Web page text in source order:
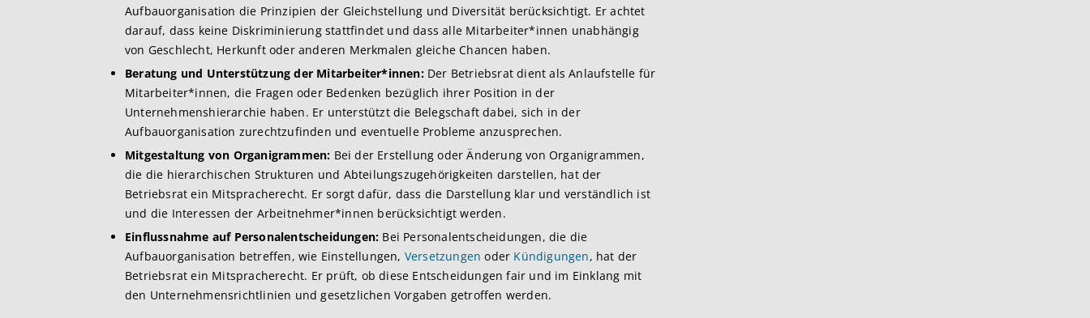
Aufbauorganisation die Prinzipien der Gleichstellung und Diversität berücksichtigt. Er achtet
darauf, dass keine Diskriminierung stattfindet und dass alle Mitarbeiter*innen unabhängig
von Geschlecht, Herkunft oder anderen Merkmalen gleiche Chancen haben.
Beratung und Unterstützung der Mitarbeiter*innen:Der Betriebsrat dient als Anlaufstelle für
Mitarbeiter*innen, die Fragen oder Bedenken bezüglich ihrer Position in der
Unternehmenshierarchie haben. Er unterstützt die Belegschaft dabei, sich in der
Aufbauorganisation zurechtzufinden und eventuelle Probleme anzusprechen.
Mitgestaltung von Organigrammen: Bei der Erstellung oder Änderung von Organigrammen,
die die hierarchischen Strukturen und Abteilungszugehörigkeiten darstellen, hat der
Betriebsrat ein Mitspracherecht. Er sorgt dafür, dass die Darstellung klar und verständlich ist
und die Interessen der Arbeitnehmer*innen berücksichtigt werden.
Einflussnahme auf Personalentscheidungen: Bei Personalentscheidungen, die die
Aufbauorganisation betreffen, wie Einstellungen, Versetzungen oder Kündigungen, hat der
Betriebsrat ein Mitspracherecht. Er prüft, ob diese Entscheidungen fair und im Einklang mit
den Unternehmensrichtlinien und gesetzlichen Vorgaben getroffen werden.